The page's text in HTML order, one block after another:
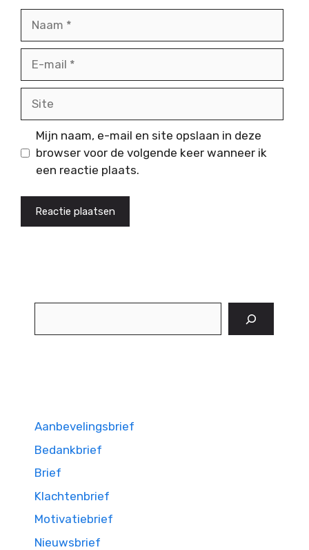
mail
Mijn naam, e-mail en site opslaan in deze
browser voor de volgende keer wanneer ik
een reactie plaats.
Aanbevelingsbrief
Bedankbrief
Brief
Klachtenbrief
Motivatiebrief
Nieuwsbrief